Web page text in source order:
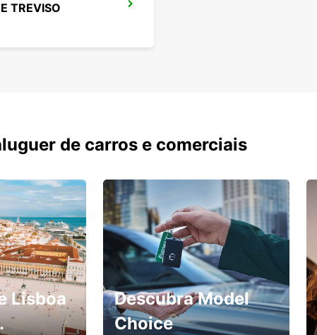
TREVISO
de carros e comerciais
Lisboa
Descubra Model
Choice